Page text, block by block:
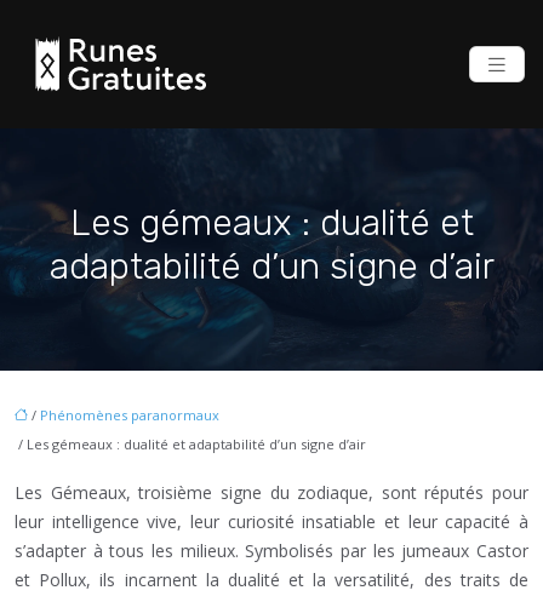
Les gémeaux : dualité et
adaptabilité d’un signe d’air
/ Phénomènes paranormaux
/ Les gémeaux : dualité et adaptabilité d’un signe d’air
Les Gémeaux, troisième signe du zodiaque, sont réputés pour
leur intelligence vive, leur curiosité insatiable et leur capacité à
s’adapter à tous les milieux. Symbolisés par les jumeaux Castor
et Pollux, ils incarnent la dualité et la versatilité, des traits de